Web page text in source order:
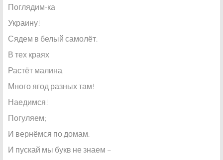
Поглядим-ка
Украину!
Сядем в белый самолёт.
В тех краях
Растёт малина,
Много ягод разных там!
Наедимся!
Погуляем;
И вернёмся по домам.
И пускай мы букв не знаем –